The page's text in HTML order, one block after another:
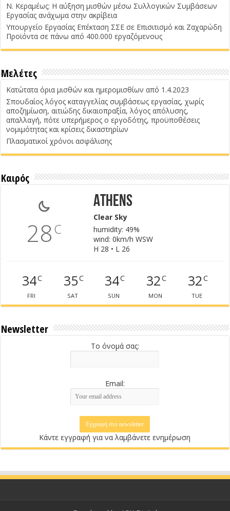
Ν. Κεραμέως: Η αύξηση μισθών μέσω Συλλογικών Συμβάσεων
Εργασίας ανάχωμα στην ακρίβεια
Υπουργείο Εργασίας Επέκταση ΣΣΕ σε Επισιτισμό και Ζαχαρώδη
Προϊόντα σε πάνω από 400.000 εργαζόμενους
Μελέτες
Κατώτατα όρια μισθών και ημερομισθίων από 1.4.2023
Σπουδαίος λόγος καταγγελίας συμβάσεως εργασίας, χωρίς
αποζημίωση, αιτιώδης δικαιοπραξία, λόγος απόλυσης,
απαλλαγή, πότε υπερήμερος ο εργοδότης, προϋποθέσεις
νομιμότητας και κρίσεις δικαστηρίων
Πλασματικοί χρόνοι ασφάλισης
Καιρός
28C
Athens
Clear Sky
humidity: 49%
wind: 0km/h WSW
H 28 • L 26
34C
FRI
35C
SAT
34C
SUN
32C
MON
32C
TUE
Newsletter
Το όνομά σας:
Email:
Κάντε εγγραφή για να λαμβάνετε ενημέρωση